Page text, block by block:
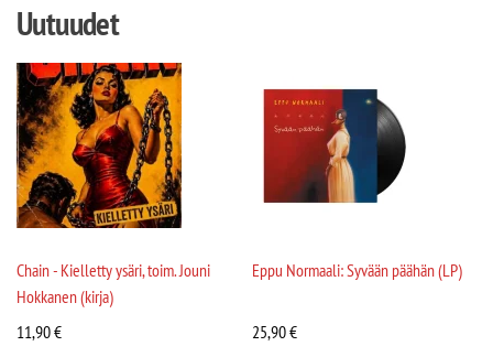
Uutuudet
Chain - Kielletty ysäri, toim. Jouni
Hokkanen (kirja)
11,90€
Eppu Normaali: Syvään päähän (LP)
25,90€